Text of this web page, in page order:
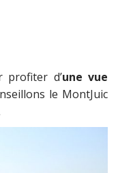
d’une vue
le MontJuic